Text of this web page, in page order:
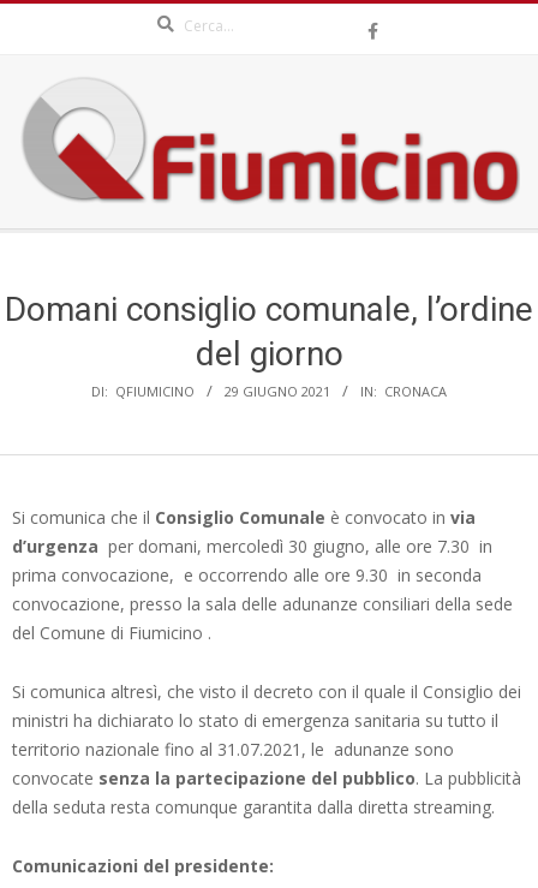
content
QFIUMICINO.COM
Menu
Domani consiglio comunale, l’ordine
del giorno
DI: QFIUMICINO 29 GIUGNO 2021 IN: CRONACA
Si comunica che il Consiglio Comunale è convocato in via
d’urgenza per domani, mercoledì 30 giugno, alle ore 7.30 in
prima convocazione, e occorrendo alle ore 9.30 in seconda
convocazione, presso la sala delle adunanze consiliari della sede
del Comune di Fiumicino .
Si comunica altresì, che visto il decreto con il quale il Consiglio dei
ministri ha dichiarato lo stato di emergenza sanitaria su tutto il
territorio nazionale fino al 31.07.2021, le adunanze sono
convocate senza la partecipazione del pubblico. La pubblicità
della seduta resta comunque garantita dalla diretta streaming.
Comunicazioni del presidente: